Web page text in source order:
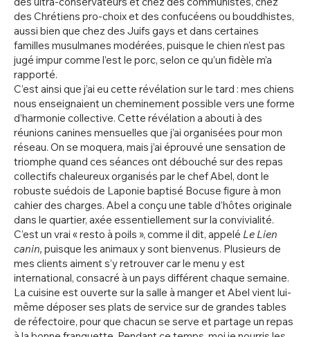
des Chrétiens pro-choix et des confucéens ou bouddhistes,
aussi bien que chez des Juifs gays et dans certaines
familles musulmanes modérées, puisque le chien n’est pas
jugé impur comme l’est le porc, selon ce qu’un fidèle m’a
rapporté.
C’est ainsi que j’ai eu cette révélation sur le tard : mes chiens
nous enseignaient un cheminement possible vers une forme
d’harmonie collective. Cette révélation a abouti à des
réunions canines mensuelles que j’ai organisées pour mon
réseau. On se moquera, mais j’ai éprouvé une sensation de
triomphe quand ces séances ont débouché sur des repas
collectifs chaleureux organisés par le chef Abel, dont le
robuste suédois de Laponie baptisé Bocuse figure à mon
cahier des charges. Abel a conçu une table d’hôtes originale
dans le quartier, axée essentiellement sur la convivialité.
C’est un vrai « resto à poils », comme il dit, appelé Le Lien
canin, puisque les animaux y sont bienvenus. Plusieurs de
mes clients aiment s’y retrouver car le menu y est
international, consacré à un pays différent chaque semaine.
La cuisine est ouverte sur la salle à manger et Abel vient lui-
même déposer ses plats de service sur de grandes tables
de réfectoire, pour que chacun se serve et partage un repas